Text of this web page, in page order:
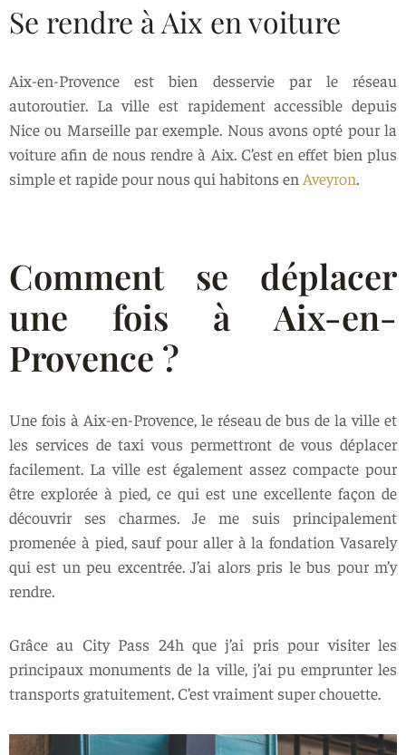
Se rendre à Aix en voiture
Aix-en-Provence est bien desservie par le réseau
autoroutier. La ville est rapidement accessible depuis
Nice ou Marseille par exemple. Nous avons opté pour la
voiture afin de nous rendre à Aix. C’est en effet bien plus
simple et rapide pour nous qui habitons en Aveyron.
Comment se déplacer
une fois à Aix-en-
Provence ?
Une fois à Aix-en-Provence, le réseau de bus de la ville et
les services de taxi vous permettront de vous déplacer
facilement. La ville est également assez compacte pour
être explorée à pied, ce qui est une excellente façon de
découvrir ses charmes. Je me suis principalement
promenée à pied, sauf pour aller à la fondation Vasarely
qui est un peu excentrée. J’ai alors pris le bus pour m’y
rendre.
Grâce au City Pass 24h que j’ai pris pour visiter les
principaux monuments de la ville, j’ai pu emprunter les
transports gratuitement. C’est vraiment super chouette.